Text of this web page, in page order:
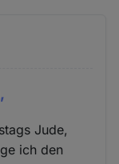
Jude,
ich den